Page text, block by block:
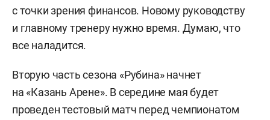
с точки зрения финансов. Новому руководству
и главному тренеру нужно время. Думаю, что
все наладится.
Вторую часть сезона «Рубина» начнет
на «Казань Арене». В середине мая будет
проведен тестовый матч перед чемпионатом